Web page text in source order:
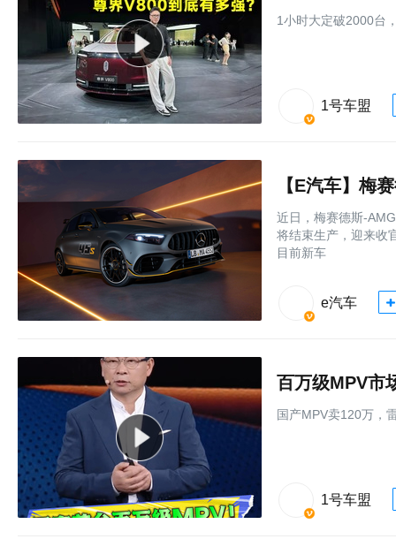
1小时大定破2000台
1号车盟
【E汽车】梅
近日，梅赛德斯-
将结束生产，迎来收
目前新车
e汽车
百万级MPV市
国产MPV卖120万，
1号车盟